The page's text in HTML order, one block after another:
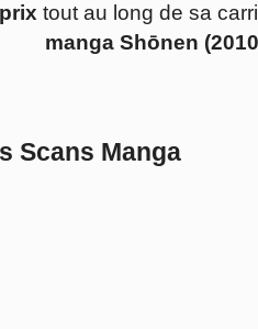
tout au long de sa
manga Shōnen
Scans Manga